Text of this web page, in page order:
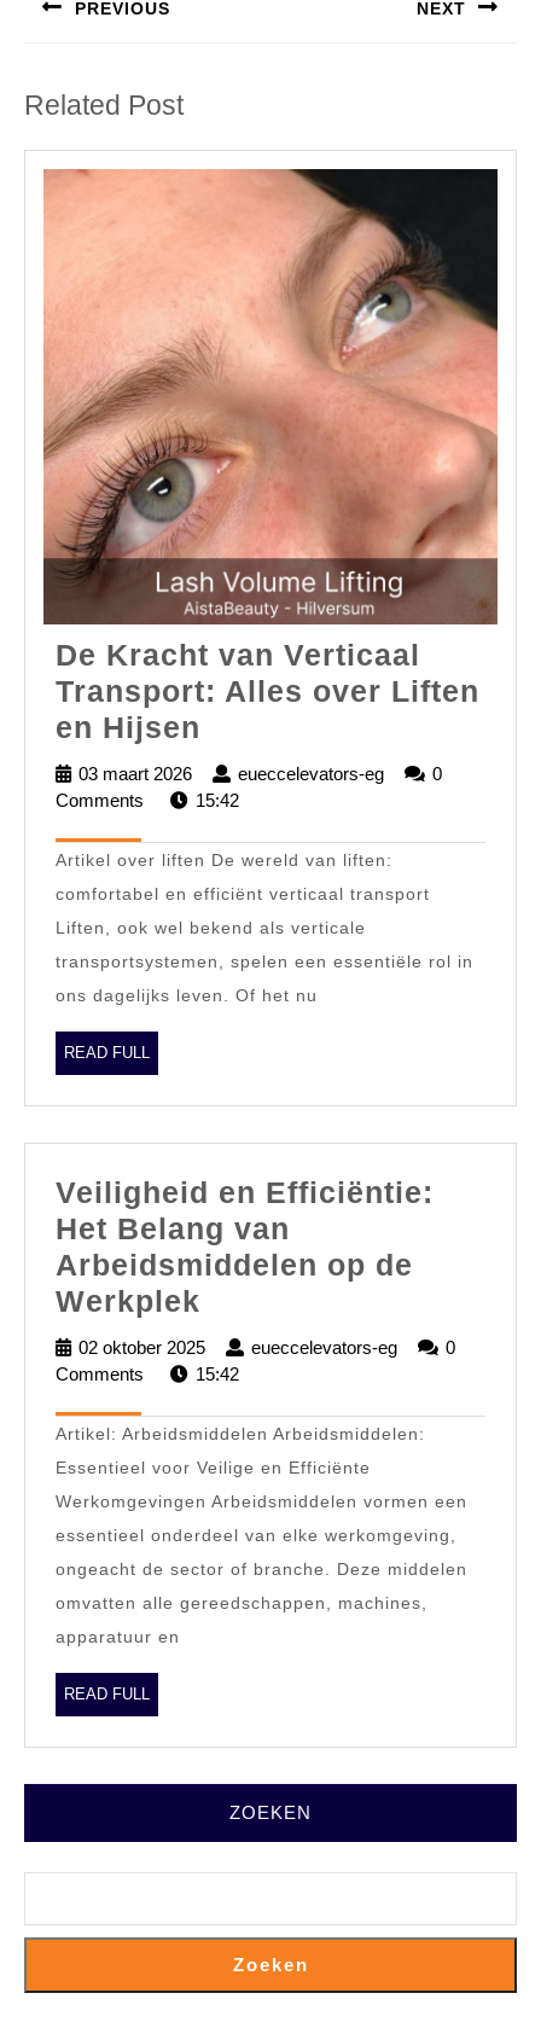
PREVIOUS NEXT
Related Post
De Kracht van Verticaal
Transport: Alles over Liften
en Hijsen
Kracht
van
Verticaal
Transport:
Alles
over
Liften
03 maart 2026
03
maart
eueccelevators-eg
eueccelevators-
0
Comments
15:42
Artikel over liften De wereld van liften:
comfortabel en efficiënt verticaal transport
Liften, ook wel bekend als verticale
transportsystemen, spelen een essentiële rol in
ons dagelijks leven. Of het nu
READ FULL
FULL
Veiligheid en Efficiëntie:
Het Belang van
Arbeidsmiddelen op de
Werkplek
en
Efficiëntie:
Het
Belang
van
Arbeidsmiddelen
op
02 oktober 2025
02
oktober
eueccelevators-eg
eueccelevators-
0
Comments
15:42
Artikel: Arbeidsmiddelen Arbeidsmiddelen:
Essentieel voor Veilige en Efficiënte
Werkomgevingen Arbeidsmiddelen vormen een
essentieel onderdeel van elke werkomgeving,
ongeacht de sector of branche. Deze middelen
omvatten alle gereedschappen, machines,
apparatuur en
READ FULL
FULL
ZOEKEN
Zoeken